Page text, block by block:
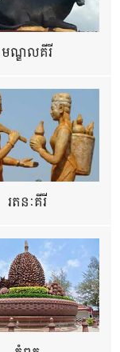
មណ្ឌលគីរី
រតនៈគីរី